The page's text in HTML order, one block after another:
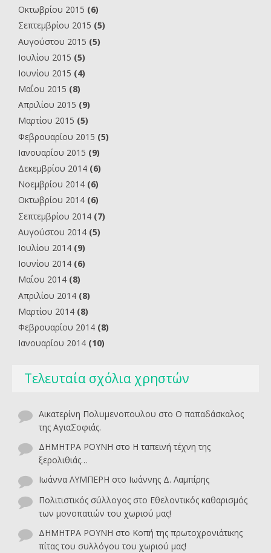
Οκτωβρίου 2015 (6)
Σεπτεμβρίου 2015 (5)
Αυγούστου 2015 (5)
Ιουλίου 2015 (5)
Ιουνίου 2015 (4)
Μαΐου 2015 (8)
Απριλίου 2015 (9)
Μαρτίου 2015 (5)
Φεβρουαρίου 2015 (5)
Ιανουαρίου 2015 (9)
Δεκεμβρίου 2014 (6)
Νοεμβρίου 2014 (6)
Οκτωβρίου 2014 (6)
Σεπτεμβρίου 2014 (7)
Αυγούστου 2014 (5)
Ιουλίου 2014 (9)
Ιουνίου 2014 (6)
Μαΐου 2014 (8)
Απριλίου 2014 (8)
Μαρτίου 2014 (8)
Φεβρουαρίου 2014 (8)
Ιανουαρίου 2014 (10)
Τελευταία σχόλια χρηστών
Αικατερίνη Πολυμενοπουλου στο O παπαδάσκαλος
της ΑγιαΣοφιάς.
ΔΗΜΗΤΡΑ ΡΟΥΝΗ στο Η ταπεινή τέχνη της
ξερολιθιάς…
Ιωάννα ΛΥΜΠΕΡΗ στο Ιωάννης Δ. Λαμπίρης
Πολιτιστικός σύλλογος στο Εθελοντικός καθαρισμός
των μονοπατιών του χωριού μας!
ΔΗΜΗΤΡΑ ΡΟΥΝΗ στο Κοπή της πρωτοχρονιάτικης
πίτας του συλλόγου του χωριού μας!